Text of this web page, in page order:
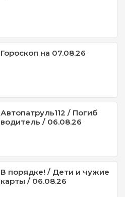
Гороскоп на 07.08.26
Автопатруль112 / Погиб
водитель / 06.08.26
В порядке! / Дети и чужие
карты / 06.08.26